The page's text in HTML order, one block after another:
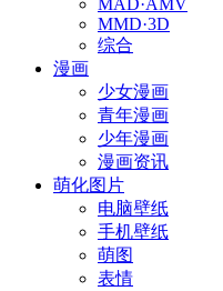
MAD·AMV
MMD·3D
综合
漫画
少女漫画
青年漫画
少年漫画
漫画资讯
萌化图片
电脑壁纸
手机壁纸
萌图
表情